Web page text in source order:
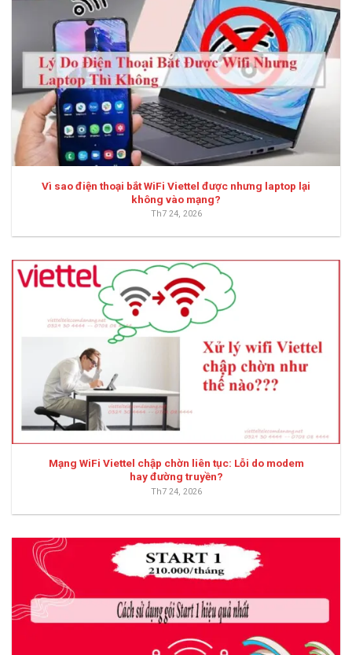
Vì sao điện thoại bắt WiFi Viettel được nhưng laptop lại
không vào mạng?
Th7 24, 2026
Mạng WiFi Viettel chập chờn liên tục: Lỗi do modem
hay đường truyền?
Th7 24, 2026